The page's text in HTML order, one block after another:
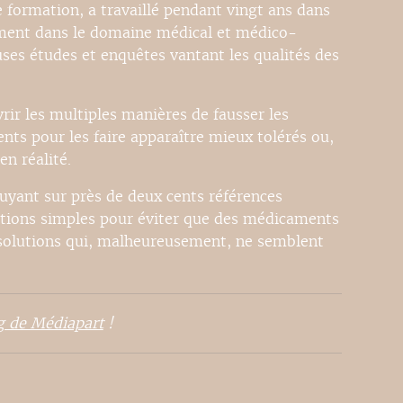
formation, a travaillé pendant vingt ans dans
dans le domaine médical et médico-
études et enquêtes vantant les qualités des
les multiples manières de fausser les
pour les faire apparaître mieux tolérés ou,
réalité.
sur près de deux cents références
simples pour éviter que des médicaments
qui, malheureusement, ne semblent
de Médiapart!